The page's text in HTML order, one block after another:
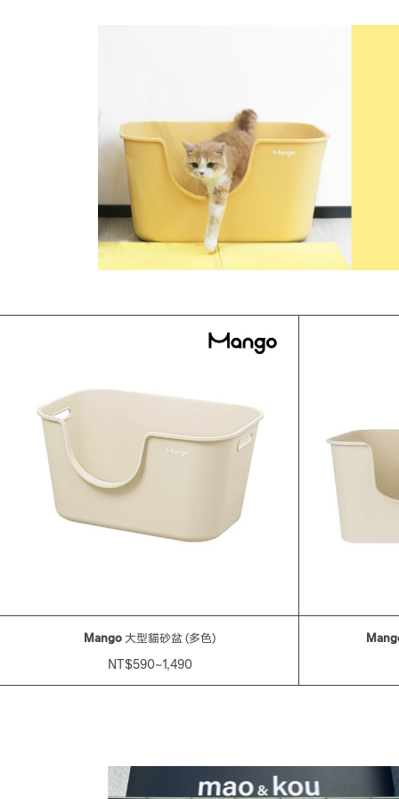
Mango 大型貓砂盆 (多色)
NT$590~1,490